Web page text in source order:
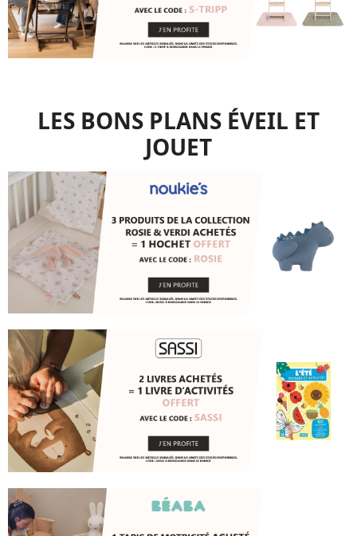
LES BONS PLANS ÉVEIL ET
JOUET